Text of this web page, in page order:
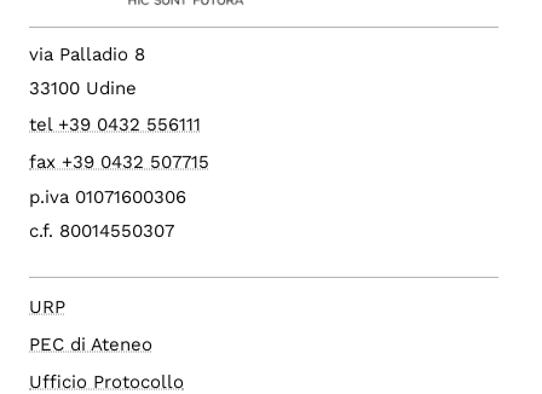
via Palladio 8
33100 Udine
tel +39 0432 556111
fax +39 0432 507715
p.iva 01071600306
c.f. 80014550307
URP
PEC di Ateneo
Ufficio Protocollo